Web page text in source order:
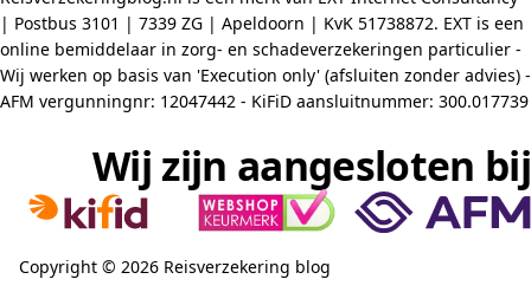
| Postbus 3101 | 7339 ZG | Apeldoorn | KvK 51738872. EXT is een
online bemiddelaar in zorg- en schadeverzekeringen particulier -
Wij werken op basis van 'Execution only' (afsluiten zonder advies) -
AFM vergunningnr: 12047442 - KiFiD aansluitnummer: 300.017739
Wij zijn aangesloten bij
Copyright © 2026 Reisverzekering blog